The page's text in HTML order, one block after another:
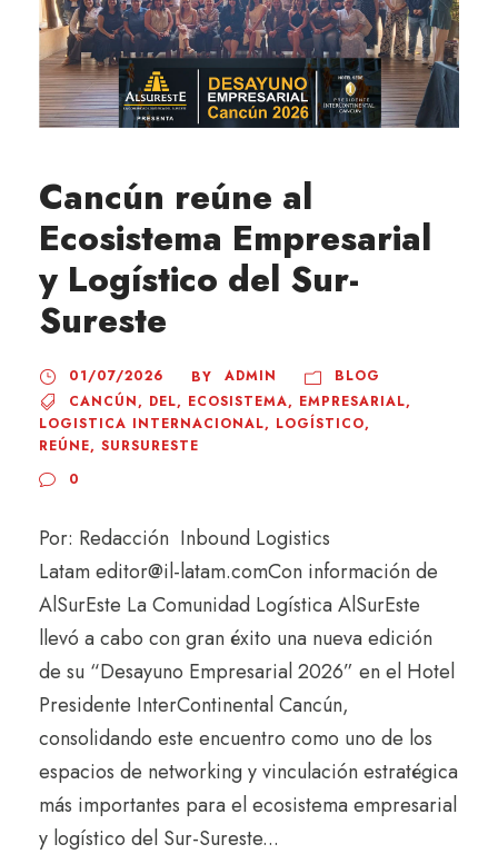
Cancún reúne al
Ecosistema Empresarial
y Logístico del Sur-
Sureste
01/07/2026 BY ADMIN
BLOG
CANCÚN, DEL, ECOSISTEMA, EMPRESARIAL,
LOGISTICA INTERNACIONAL, LOGÍSTICO,
REÚNE, SURSURESTE
0
Por: Redacción Inbound Logistics
Latam editor@il-latam.comCon información de
AlSurEste La Comunidad Logística AlSurEste
llevó a cabo con gran éxito una nueva edición
de su “Desayuno Empresarial 2026” en el Hotel
Presidente InterContinental Cancún,
consolidando este encuentro como uno de los
espacios de networking y vinculación estratégica
más importantes para el ecosistema empresarial
y logístico del Sur-Sureste...